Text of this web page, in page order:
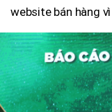
website bán hàng